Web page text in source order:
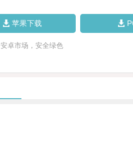
苹果下载
安卓市场，安全绿色